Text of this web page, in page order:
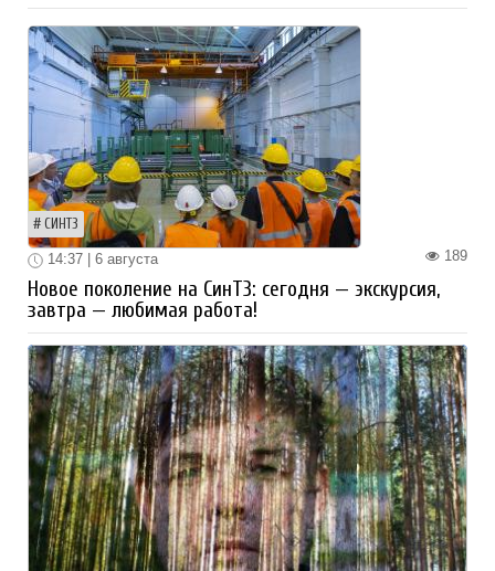
СИНТЗ
189
14:37 | 6 августа
Новое поколение на СинТЗ: сегодня — экскурсия,
завтра — любимая работа!